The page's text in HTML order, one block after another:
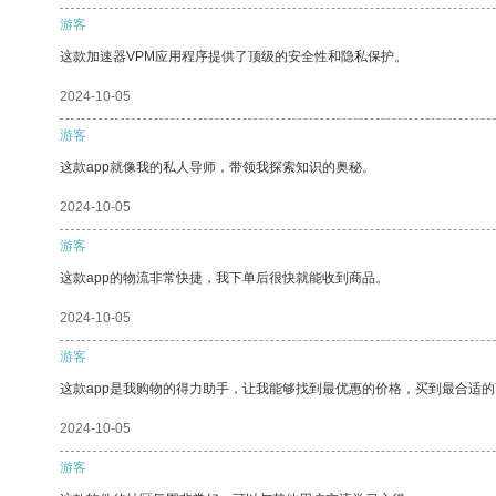
游客
这款加速器VPM应用程序提供了顶级的安全性和隐私保护。
2024-10-05
游客
这款app就像我的私人导师，带领我探索知识的奥秘。
2024-10-05
游客
这款app的物流非常快捷，我下单后很快就能收到商品。
2024-10-05
游客
这款app是我购物的得力助手，让我能够找到最优惠的价格，买到最合适
2024-10-05
游客